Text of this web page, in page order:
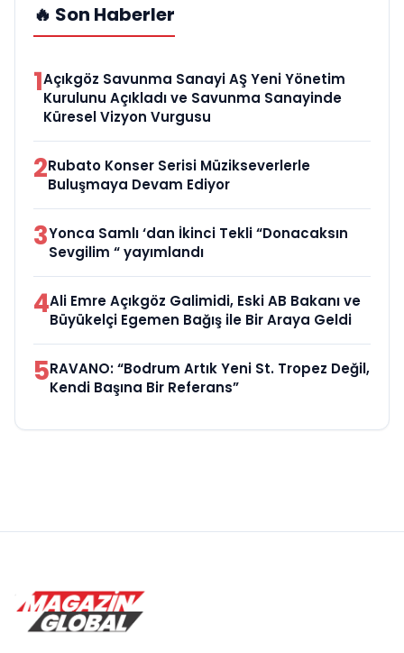
🔥 Son Haberler
1Açıkgöz Savunma Sanayi AŞ Yeni Yönetim
Kurulunu Açıkladı ve Savunma Sanayinde
Küresel Vizyon Vurgusu
2Rubato Konser Serisi Müzikseverlerle
Buluşmaya Devam Ediyor
3Yonca Samlı ‘dan İkinci Tekli “Donacaksın
Sevgilim “ yayımlandı
4Ali Emre Açıkgöz Galimidi, Eski AB Bakanı ve
Büyükelçi Egemen Bağış ile Bir Araya Geldi
5RAVANO: “Bodrum Artık Yeni St. Tropez Değil,
Kendi Başına Bir Referans”